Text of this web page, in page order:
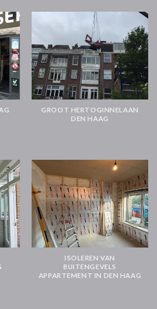
GROOT HERTOGINNELAAN
DEN HAAG
ISOLEREN VAN
BUITENGEVELS
APPARTEMENT IN DEN HAAG